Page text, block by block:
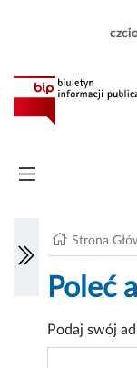
Strona
Poleć
Podaj swój